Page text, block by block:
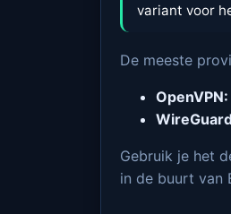
variant voor
De meeste
OpenVPN:
Gebruik je het
in de buurt van